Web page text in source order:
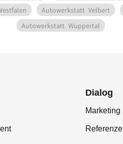
Autowerkstatt Velbert
Autowerkstatt Wuppertal
Dialog
Marketing